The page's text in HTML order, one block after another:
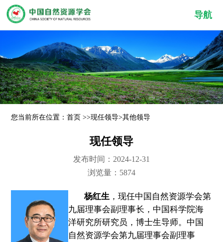
导航
您当前所在位置：首页 >>现任领导>其他领导
现任领导
发布时间：2024-12-31
浏览量：5874
杨红生 ，现任中国自然资源学会第
九届理事会副理事长，中国科学院海
洋研究所研究员，博士生导师。中国
自然资源学会第九届理事会副理事